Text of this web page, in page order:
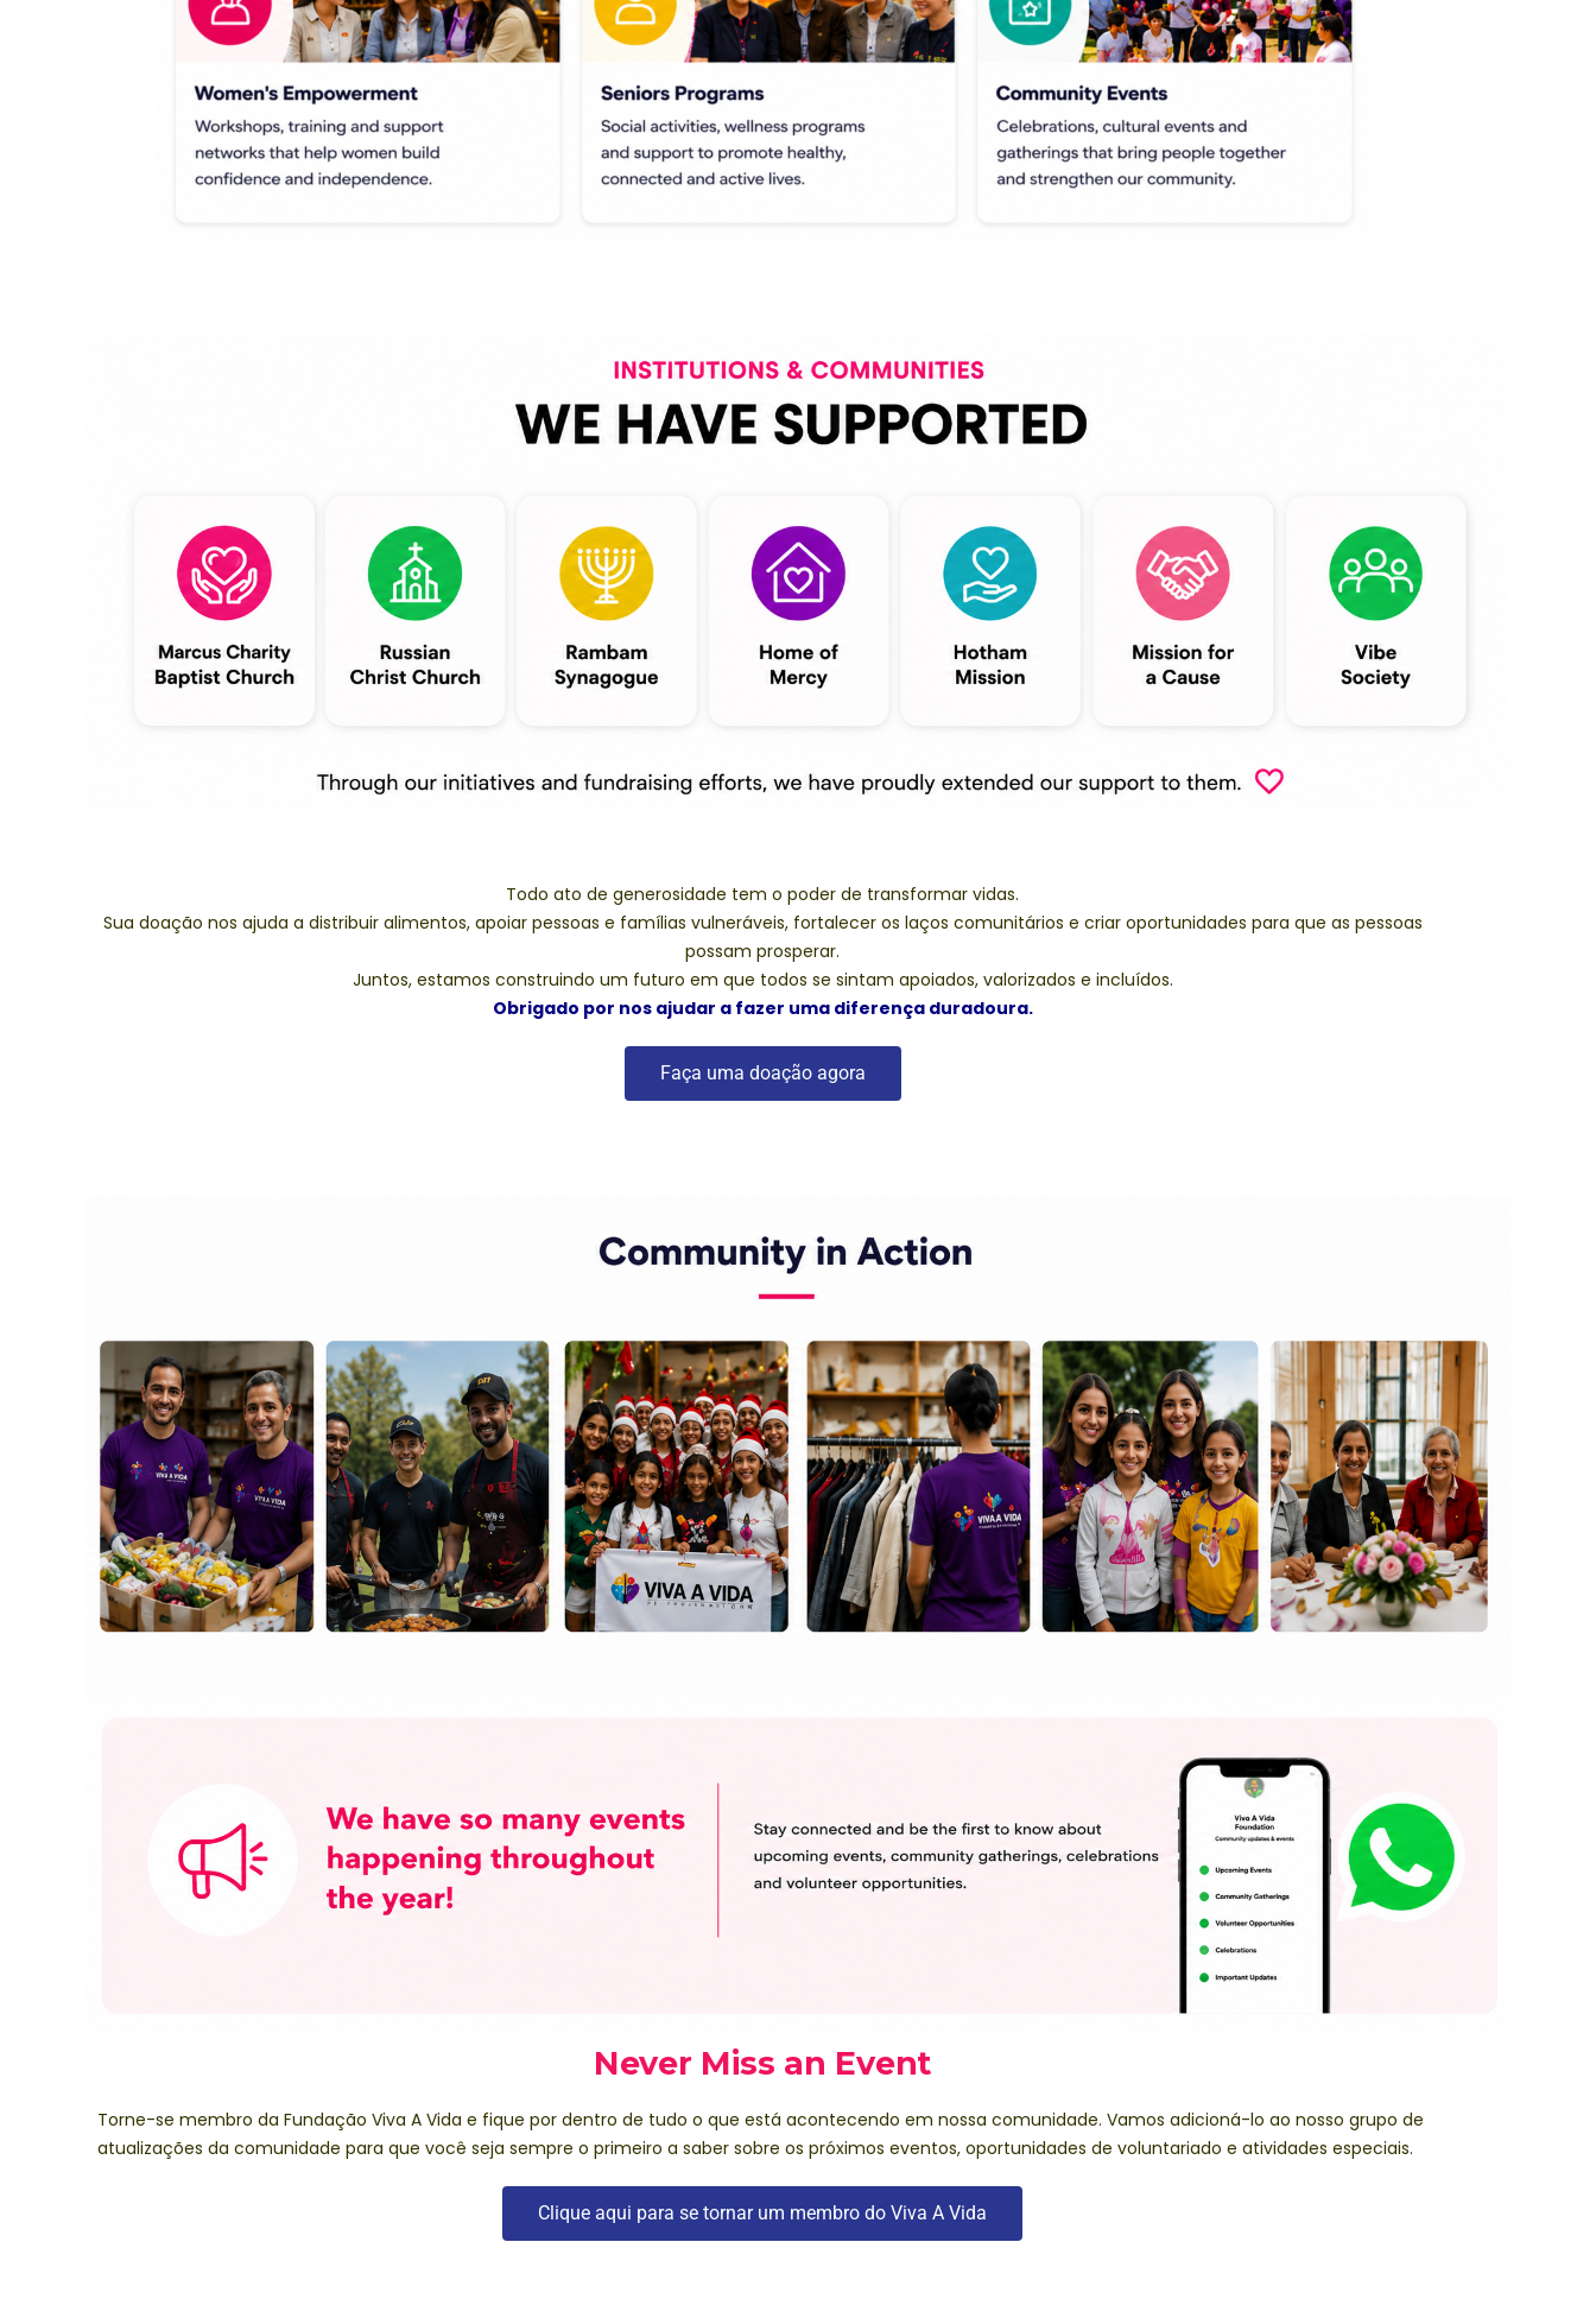
Todo ato de generosidade tem o poder de transformar vidas.
Sua doação nos ajuda a distribuir alimentos, apoiar pessoas e famílias vulneráveis, fortalecer os laços comunitários e criar oportunidades para que as pessoas
possam prosperar.
Juntos, estamos construindo um futuro em que todos se sintam apoiados, valorizados e incluídos.
Obrigado por nos ajudar a fazer uma diferença duradoura.
Faça uma doação agora
Never Miss an Event
Torne-se membro da Fundação Viva A Vida e fique por dentro de tudo o que está acontecendo em nossa comunidade. Vamos adicioná-lo ao nosso grupo de
atualizações da comunidade para que você seja sempre o primeiro a saber sobre os próximos eventos, oportunidades de voluntariado e atividades especiais.
Clique aqui para se tornar um membro do Viva A Vida